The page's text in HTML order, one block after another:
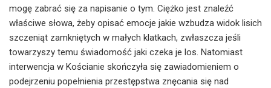
mogę zabrać się za napisanie o tym. Ciężko jest znaleźć
właściwe słowa, żeby opisać emocje jakie wzbudza widok lisich
szczeniąt zamkniętych w małych klatkach, zwłaszcza jeśli
towarzyszy temu świadomość jaki czeka je los. Natomiast
interwencja w Kościanie skończyła się zawiadomieniem o
podejrzeniu popełnienia przestępstwa znęcania się nad